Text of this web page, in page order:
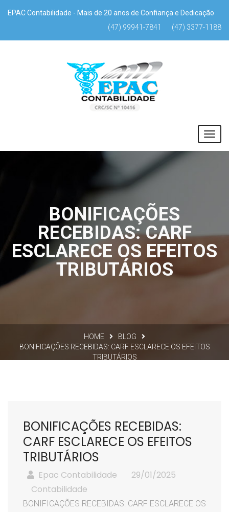
EPAC Contabilidade - Mais de 20 anos de Confiança e Dedicação
(47) 99941-7841
(47) 3377-1188
BONIFICAÇÕES
RECEBIDAS: CARF
ESCLARECE OS EFEITOS
TRIBUTÁRIOS
HOME
BLOG
BONIFICAÇÕES RECEBIDAS: CARF ESCLARECE OS EFEITOS
TRIBUTÁRIOS
BONIFICAÇÕES RECEBIDAS:
CARF ESCLARECE OS EFEITOS
TRIBUTÁRIOS
Epac Contabilidade
29/01/2025
Contabilidade
BONIFICAÇÕES RECEBIDAS: CARF ESCLARECE OS